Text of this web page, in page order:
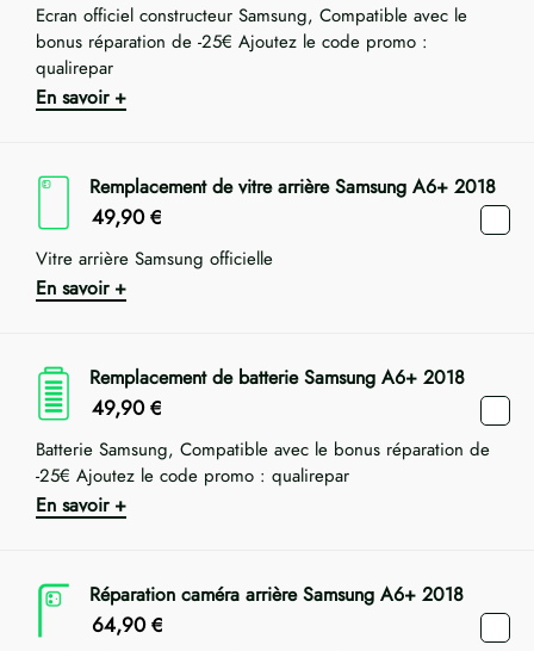
Ecran officiel constructeur Samsung, Compatible avec le
bonus réparation de -25€ Ajoutez le code promo :
qualirepar
En savoir +
Remplacement de vitre arrière Samsung A6+ 2018
49,90 €
Vitre arrière Samsung officielle
En savoir +
Remplacement de batterie Samsung A6+ 2018
49,90 €
Batterie Samsung, Compatible avec le bonus réparation de
-25€ Ajoutez le code promo : qualirepar
En savoir +
Réparation caméra arrière Samsung A6+ 2018
64,90 €